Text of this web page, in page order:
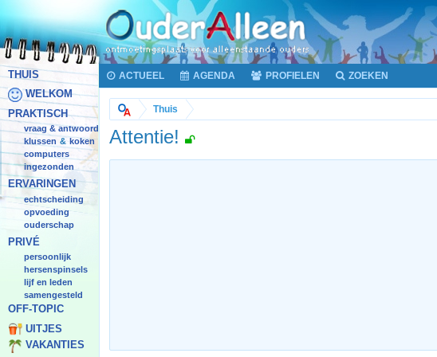
THUIS
WELKOM
PRAKTISCH
vraag & antwoord
klussen & koken
computers
ingezonden
ERVARINGEN
echtscheiding
opvoeding
ouderschap
PRIVÉ
persoonlijk
hersenspinsels
lijf en leden
samengesteld
OFF-TOPIC
UITJES
VAKANTIES
ACTUEEL AGENDA PROFIELEN ZOEKEN
Thuis
Attentie!